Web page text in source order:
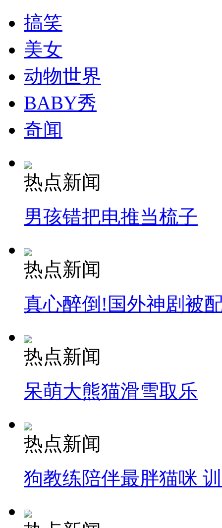
司机酒驾遇交警 急速倒车逃窜
搞笑
美女
动物世界
BABY秀
奇闻
热点新闻
男孩错把电推当梳子
热点新闻
真心醉倒!国外神剧被
热点新闻
呆萌大熊猫滑雪取乐
热点新闻
狗教练陪伴最胖猫咪